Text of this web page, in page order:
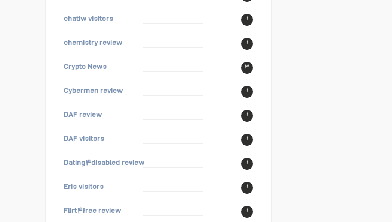
chatiw visitors ۱
chemistry review ۱
Crypto News ۳
Cybermen review ۱
DAF review ۱
DAF visitors ۱
Dating۴disabled review ۱
Eris visitors ۱
Flirt۴free review ۱